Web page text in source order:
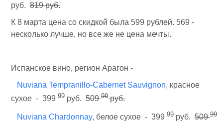
руб. 819 руб.
К 8 марта цена со скидкой была 599 рублей. 569 -
несколько лучше, но все же не цена мечты.
Испанское вино, регион Арагон -
Nuviana Tempranillo-Cabernet Sauvignon, красное
сухое - 399 99 руб. 50999руб.
Nuviana Chardonnay, белое сухое - 399 99 руб. 50999